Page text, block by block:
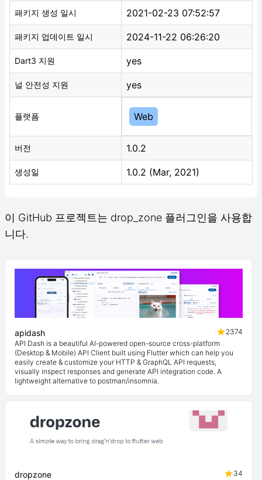
패키지 생성 일시 2021-02-23 07:52:57
패키지 업데이트 일시 2024-11-22 06:26:20
Dart3 지원 yes
널 안전성 지원 yes
플랫폼 Web
버전 1.0.2
생성일 1.0.2 (Mar, 2021)
이 GitHub 프로젝트는 drop_zone 플러그인을 사용합
니다.
apidash
2374
API Dash is a beautiful AI-powered open-source cross-platform
(Desktop & Mobile) API Client built using Flutter which can help you
easily create & customize your HTTP & GraphQL API requests,
visually inspect responses and generate API integration code. A
lightweight alternative to postman/insomnia.
dropzone
34